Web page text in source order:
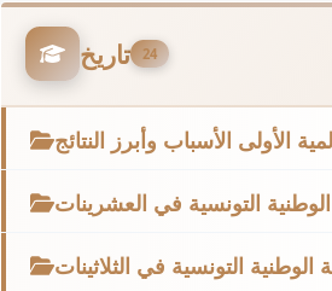
تاريخ 24
الأولى الأسباب وأبرز النتائج
التونسية في العشرينات
الوطنية التونسية في الثلاثينات